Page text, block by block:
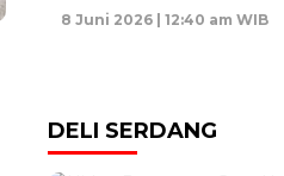
8 Juni 2026 | 12:40 am WIB
DELI SERDANG